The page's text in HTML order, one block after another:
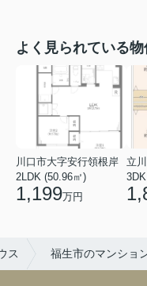
よく見られている物
川口市大字安行領根岸
2LDK (50.96㎡)
1,199万円
立
ス 福生市のマンショ